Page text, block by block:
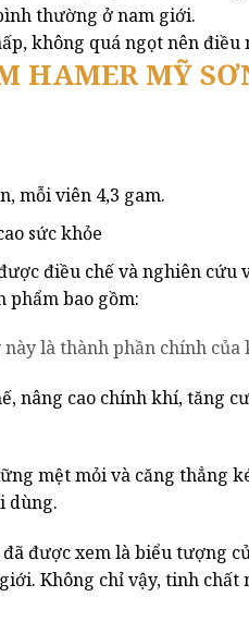
thường ở nam giới.
không quá ngọt nên
HAMER MỸ
mỗi viên 4,3 gam.
sức khỏe
điều chế và nghiên
phẩm bao gồm:
là thành phần chính của
nâng cao chính khí, tăng
mệt mỏi và căng thẳng
dùng.
được xem là biểu tượng
Không chỉ vậy, tinh